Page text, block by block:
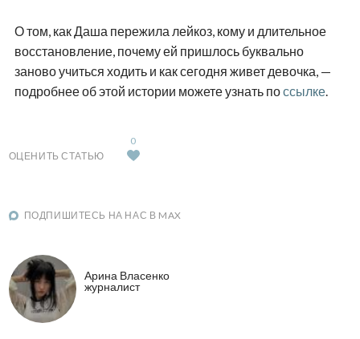
О том, как Даша пережила лейкоз, кому и длительное
восстановление, почему ей пришлось буквально
заново учиться ходить и как сегодня живет девочка, —
подробнее об этой истории можете узнать поссылке.
ОЦЕНИТЬ СТАТЬЮ
0
ПОДПИШИТЕСЬ НА НАС В MAX
Арина Власенко
журналист